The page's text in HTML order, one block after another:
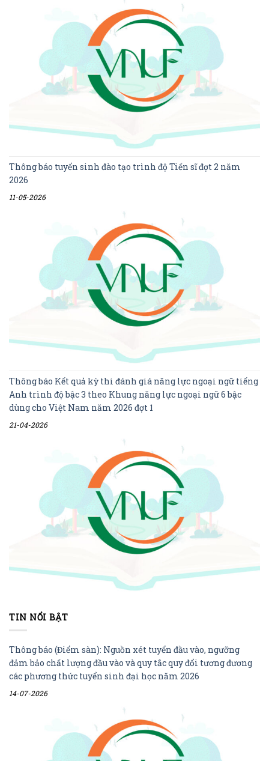
Thông báo tuyển sinh đào tạo trình độ Tiến sĩ đợt 2 năm
2026
11-05-2026
Thông báo Kết quả kỳ thi đánh giá năng lực ngoại ngữ tiếng
Anh trình độ bậc 3 theo Khung năng lực ngoại ngữ 6 bậc
dùng cho Việt Nam năm 2026 đợt 1
21-04-2026
TIN NỔI BẬT
Thông báo (Điểm sàn): Nguồn xét tuyển đầu vào, ngưỡng
đảm bảo chất lượng đầu vào và quy tắc quy đổi tương đương
các phương thức tuyển sinh đại học năm 2026
14-07-2026